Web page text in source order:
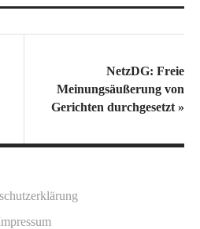
NetzDG: Freie
Meinungsäußerung von
Gerichten durchgesetzt»